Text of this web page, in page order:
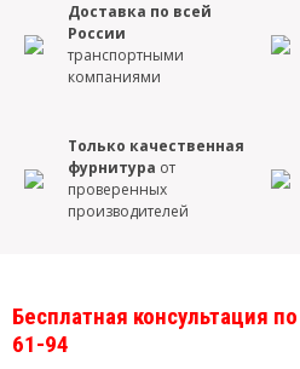
Доставка по всей
России
транспортными
компаниями
Только качественная
фурнитура от
проверенных
производителей
Бесплатная консультация
61-94